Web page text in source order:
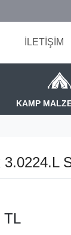
İLETİŞİM
KAMP
TL